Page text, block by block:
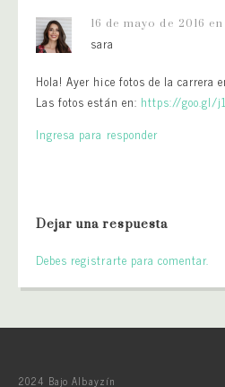
16 de mayo de 2016 en
sara
Hola! Ayer hice fotos de la carrera
Las fotos están en: https://goo.gl/
Ingresa para responder
Dejar una respuesta
Debes registrarte para comentar.
2024 Bajo Albayzín